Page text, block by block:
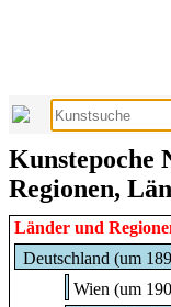
Kunstepoche
Regionen,
Länder und
Deutschland (um
Wien (um